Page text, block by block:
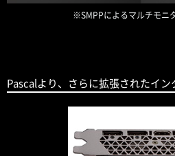
※SMPPによるマルチモニ
Pascalより、さらに拡張されたイン